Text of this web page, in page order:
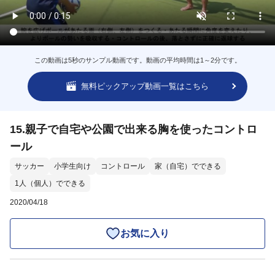
この動画は5秒のサンプル動画です。動画の平均時間は1～2分です。
無料ピックアップ動画一覧はこちら
15.親子で自宅や公園で出来る胸を使ったコントロ
ール
サッカー 小学生向け コントロール
家（自宅）でできる
1人（個人）でできる
2020/04/18
お気に入り